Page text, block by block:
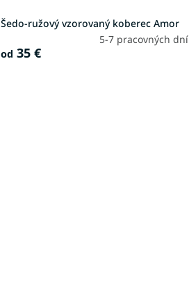
Šedo-ružový vzorovaný koberec Amor
5-7 pracovných dní
od 35 €